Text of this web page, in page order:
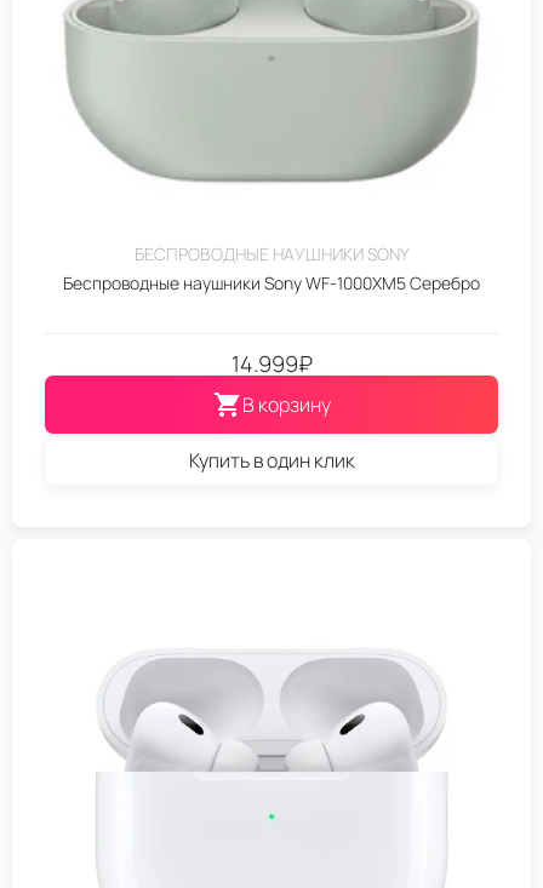
БЕСПРОВОДНЫЕ НАУШНИКИ SONY
Беспроводные наушники Sony WF-1000XM5 Серебро
14.999₽
В корзину
Купить в один клик